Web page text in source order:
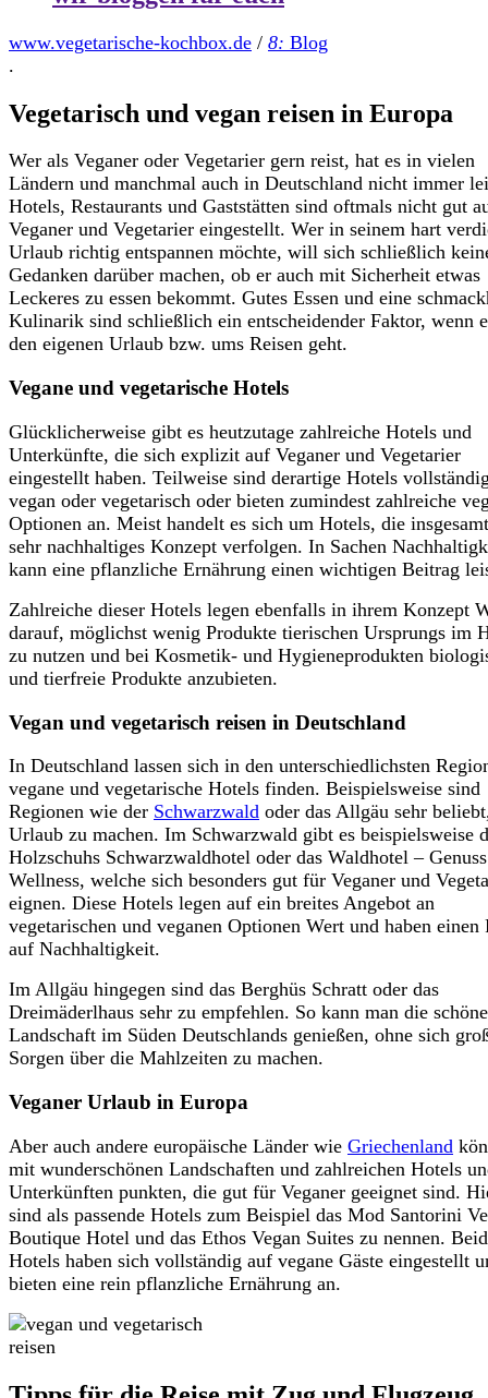
www.vegetarische-kochbox.de / 8: Blog
.
Vegetarisch und vegan reisen in Europa
Wer als Veganer oder Vegetarier gern reist, hat es in vielen
Ländern und manchmal auch in Deutschland nicht immer
Hotels, Restaurants und Gaststätten sind oftmals nicht gut
Veganer und Vegetarier eingestellt. Wer in seinem hart
Urlaub richtig entspannen möchte, will sich schließlich
Gedanken darüber machen, ob er auch mit Sicherheit etwas
Leckeres zu essen bekommt. Gutes Essen und eine
Kulinarik sind schließlich ein entscheidender Faktor, wenn
den eigenen Urlaub bzw. ums Reisen geht.
Vegane und vegetarische Hotels
Glücklicherweise gibt es heutzutage zahlreiche Hotels und
Unterkünfte, die sich explizit auf Veganer und Vegetarier
eingestellt haben. Teilweise sind derartige Hotels
vegan oder vegetarisch oder bieten zumindest zahlreiche
Optionen an. Meist handelt es sich um Hotels, die
sehr nachhaltiges Konzept verfolgen. In Sachen
kann eine pflanzliche Ernährung einen wichtigen Beitrag
Zahlreiche dieser Hotels legen ebenfalls in ihrem Konzept
darauf, möglichst wenig Produkte tierischen Ursprungs im
zu nutzen und bei Kosmetik- und Hygieneprodukten
und tierfreie Produkte anzubieten.
Vegan und vegetarisch reisen in Deutschland
In Deutschland lassen sich in den unterschiedlichsten
vegane und vegetarische Hotels finden. Beispielsweise sind
Regionen wie der Schwarzwald oder das Allgäu sehr
Urlaub zu machen. Im Schwarzwald gibt es beispielsweise
Holzschuhs Schwarzwaldhotel oder das Waldhotel –
Wellness, welche sich besonders gut für Veganer und
eignen. Diese Hotels legen auf ein breites Angebot an
vegetarischen und veganen Optionen Wert und haben einen
auf Nachhaltigkeit.
Im Allgäu hingegen sind das Berghüs Schratt oder das
Dreimäderlhaus sehr zu empfehlen. So kann man die schöne
Landschaft im Süden Deutschlands genießen, ohne sich
Sorgen über die Mahlzeiten zu machen.
Veganer Urlaub in Europa
Aber auch andere europäische Länder wie Griechenland
mit wunderschönen Landschaften und zahlreichen Hotels
Unterkünften punkten, die gut für Veganer geeignet sind.
sind als passende Hotels zum Beispiel das Mod Santorini
Boutique Hotel und das Ethos Vegan Suites zu nennen.
Hotels haben sich vollständig auf vegane Gäste eingestellt
bieten eine rein pflanzliche Ernährung an.